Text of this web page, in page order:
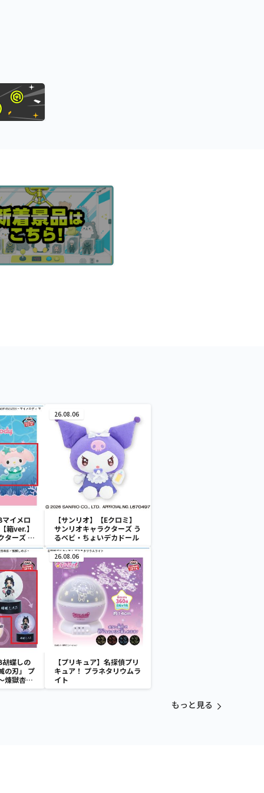
イメロ
箱ver.】
ターズ お
～マ
イドver.
26.08.06
【サンリオ】【Eクロミ】
サンリオキャラクターズ う
るベビ・ちょいデカドール
胡蝶しの
の刃」 プ
煉獄杏寿
26.08.06
【プリキュア】名探偵プリ
キュア！ プラネタリウムラ
イト
もっと見る